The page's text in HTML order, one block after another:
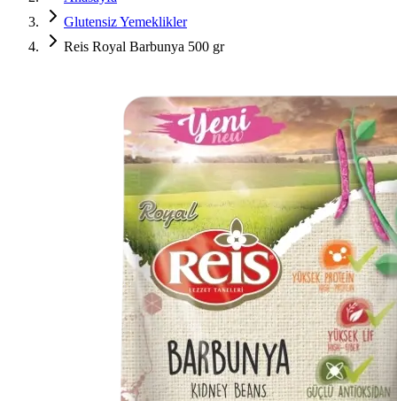
Glutensiz Yemeklikler
Reis Royal Barbunya 500 gr